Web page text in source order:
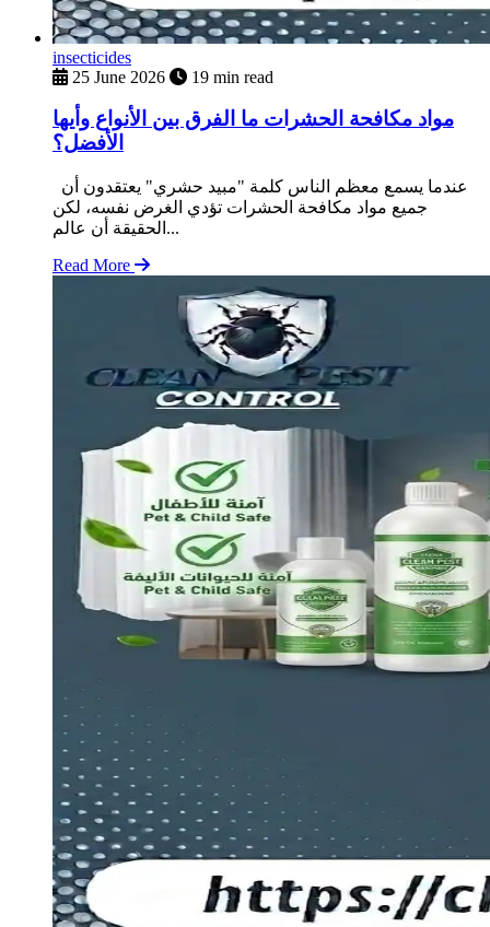
insecticides
25 June 2026
19 min read
مواد مكافحة الحشرات ما الفرق بين الأنواع وأيها
الأفضل؟
جميع مواد مكافحة الحشرات تؤدي الغرض نفسه، لكن
الحقيقة أن عالم...
Read More